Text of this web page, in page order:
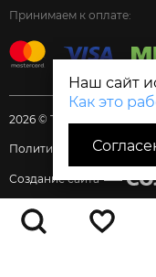
Наш сайт
Как это
Принимаем к оплате:
2026 © Торговый дом
Политика и Согласия
Создание сайта